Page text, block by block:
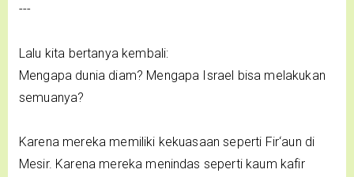
---
Lalu kita bertanya kembali:
Mengapa dunia diam? Mengapa Israel bisa melakukan
semuanya?
Karena mereka memiliki kekuasaan seperti Fir‘aun di
Mesir. Karena mereka menindas seperti kaum kafir